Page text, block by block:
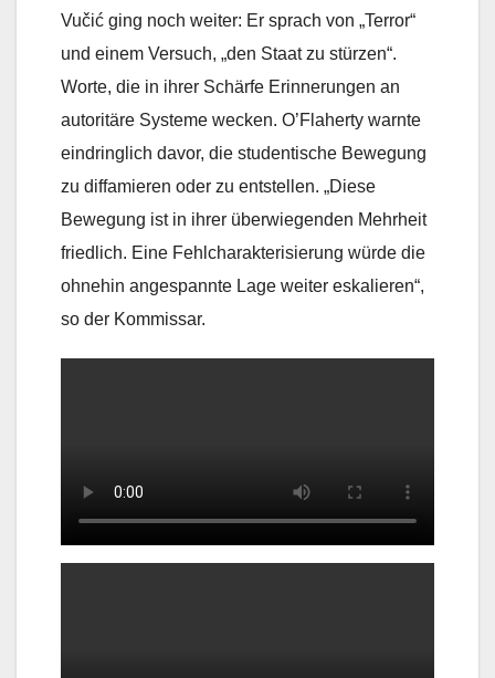
Vučić ging noch weiter: Er sprach von „Terror“
und einem Versuch, „den Staat zu stürzen“.
Worte, die in ihrer Schärfe Erinnerungen an
autoritäre Systeme wecken. O’Flaherty warnte
eindringlich davor, die studentische Bewegung
zu diffamieren oder zu entstellen. „Diese
Bewegung ist in ihrer überwiegenden Mehrheit
friedlich. Eine Fehlcharakterisierung würde die
ohnehin angespannte Lage weiter eskalieren“,
so der Kommissar.